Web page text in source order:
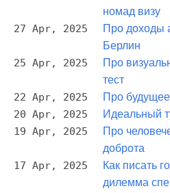
номад визу
27 Apr, 2025
Про доходы
Берлин
25 Apr, 2025
Про
тест
22 Apr, 2025 Про
20 Apr, 2025 Идеальный
19 Apr, 2025
Про
доброта
17 Apr, 2025
Как писать
дилемма